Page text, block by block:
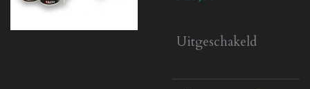
Uitgeschakeld